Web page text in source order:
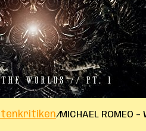
/MICHAEL ROMEO